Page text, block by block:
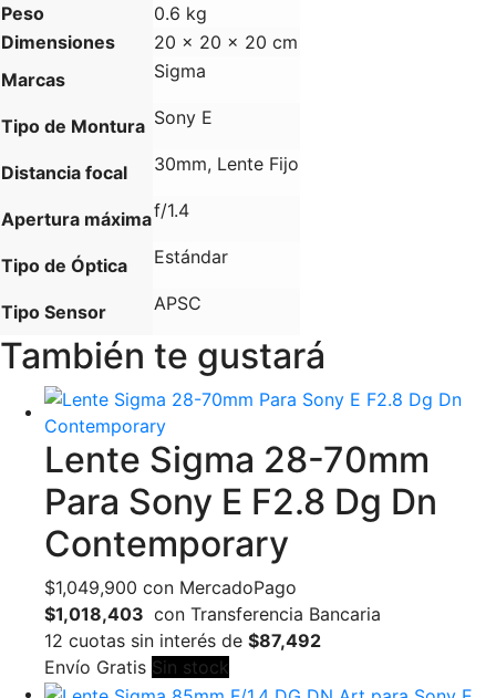
Peso
0.6 kg
Dimensiones
20 × 20 × 20 cm
Marcas
Sigma
Tipo de Montura Sony E
Distancia focal 30mm, Lente Fijo
Apertura máximaf/1.4
Tipo de Óptica Estándar
Tipo Sensor APSC
También te gustará
Lente Sigma 28-70mm
Para Sony E F2.8 Dg Dn
Contemporary
$1,049,900 con MercadoPago
$1,018,403 con Transferencia Bancaria
12 cuotas sin interés de $87,492
Envío Gratis Sin stock